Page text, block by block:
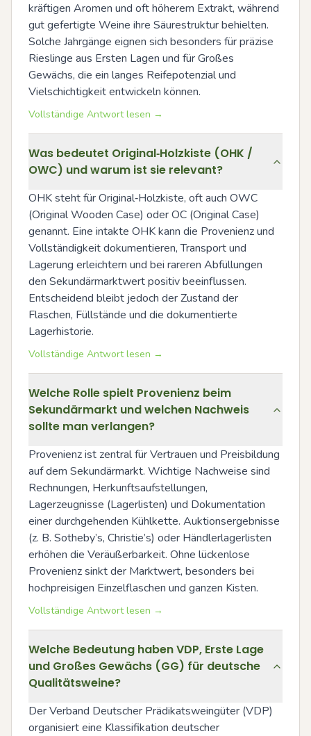
kräftigen Aromen und oft höherem Extrakt, während
gut gefertigte Weine ihre Säurestruktur behielten.
Solche Jahrgänge eignen sich besonders für präzise
Rieslinge aus Ersten Lagen und für Großes
Gewächs, die ein langes Reifepotenzial und
Vielschichtigkeit entwickeln können.
Vollständige Antwort lesen →
Was bedeutet Original‑Holzkiste (OHK /
OWC) und warum ist sie relevant?
OHK steht für Original‑Holzkiste, oft auch OWC
(Original Wooden Case) oder OC (Original Case)
genannt. Eine intakte OHK kann die Provenienz und
Vollständigkeit dokumentieren, Transport und
Lagerung erleichtern und bei rareren Abfüllungen
den Sekundärmarktwert positiv beeinflussen.
Entscheidend bleibt jedoch der Zustand der
Flaschen, Füllstände und die dokumentierte
Lagerhistorie.
Vollständige Antwort lesen →
Welche Rolle spielt Provenienz beim
Sekundärmarkt und welchen Nachweis
sollte man verlangen?
Provenienz ist zentral für Vertrauen und Preisbildung
auf dem Sekundärmarkt. Wichtige Nachweise sind
Rechnungen, Herkunftsaufstellungen,
Lagerzeugnisse (Lagerlisten) und Dokumentation
einer durchgehenden Kühlkette. Auktionsergebnisse
(z. B. Sotheby’s, Christie’s) oder Händlerlagerlisten
erhöhen die Veräußerbarkeit. Ohne lückenlose
Provenienz sinkt der Marktwert, besonders bei
hochpreisigen Einzelflaschen und ganzen Kisten.
Vollständige Antwort lesen →
Welche Bedeutung haben VDP, Erste Lage
und Großes Gewächs (GG) für deutsche
Qualitätsweine?
Der Verband Deutscher Prädikatsweingüter (VDP)
organisiert eine Klassifikation deutscher